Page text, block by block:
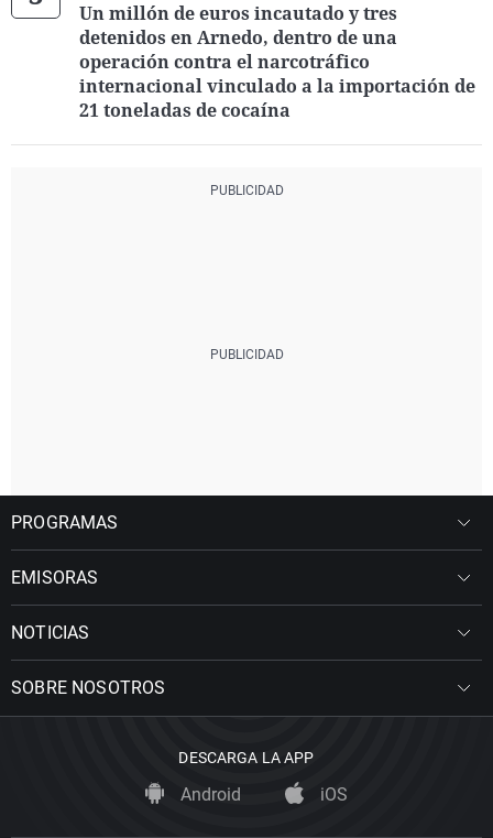
Un millón de euros incautado y tres
detenidos en Arnedo, dentro de una
operación contra el narcotráfico
internacional vinculado a la importación de
21 toneladas de cocaína
PROGRAMAS
EMISORAS
NOTICIAS
SOBRE NOSOTROS
DESCARGA LA APP
Android iOS